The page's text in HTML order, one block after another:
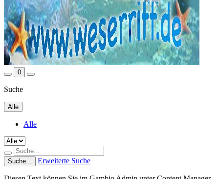
0
Suche
Alle
Alle
Suche... Erweiterte Suche